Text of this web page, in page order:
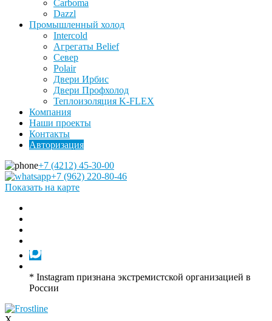
Carboma
Dazzl
Промышленный холод
Intercold
Агрегаты Belief
Север
Polair
Двери Ирбис
Двери Профхолод
Теплоизоляция K-FLEX
Компания
Наши проекты
Контакты
Авторизация
+7 (4212) 45-30-00
+7 (962) 220-80-46
Показать на карте
* Instagram признана экстремистской организацией в
России